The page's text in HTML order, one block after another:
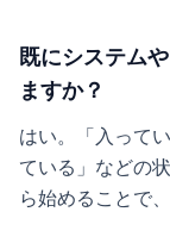
既にシステム
ますか？
はい。「入って
ている」などの
ら始めることで